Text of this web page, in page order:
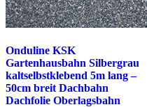
Onduline KSK
Gartenhausbahn Silbergrau
kaltselbstklebend 5m lang –
50cm breit Dachbahn
Dachfolie Oberlagsbahn